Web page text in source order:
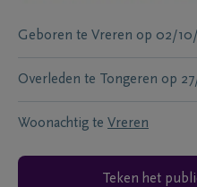
Geboren te Vreren op 02/
Overleden te Tongeren op
Woonachtig te Vreren
Teken het